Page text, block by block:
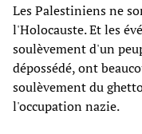
Les Palestiniens ne
l'Holocauste. Et les
soulèvement d'un
dépossédé, ont
soulèvement du
l'occupation nazie.